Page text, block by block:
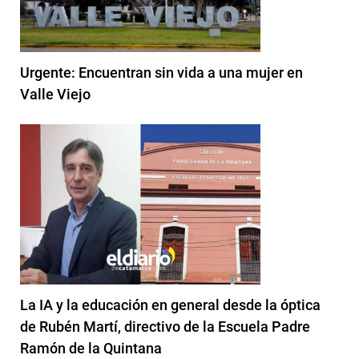
Urgente: Encuentran sin vida a una mujer en
Valle Viejo
La IA y la educación en general desde la óptica
de Rubén Martí, directivo de la Escuela Padre
Ramón de la Quintana